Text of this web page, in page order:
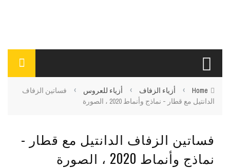
Home
› أزياء الزفاف › أزياء للعروس ›
فساتين الزفاف
الدانتيل مع قطار - نماذج وأنماط 2020 ، الصورة
فساتين الزفاف الدانتيل مع قطار -
نماذج وأنماط 2020 ، الصورة